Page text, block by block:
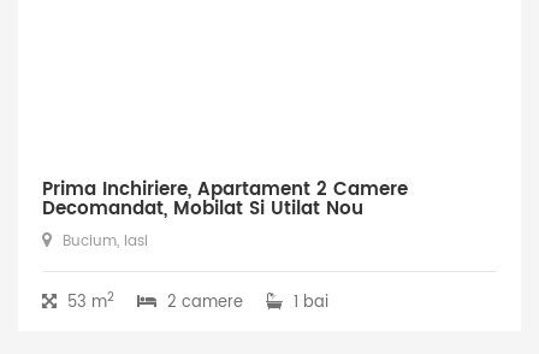
Prima Inchiriere, Apartament 2 Camere
Decomandat, Mobilat Si Utilat Nou
Bucium, Iasi
53 m2 2 camere 1 bai